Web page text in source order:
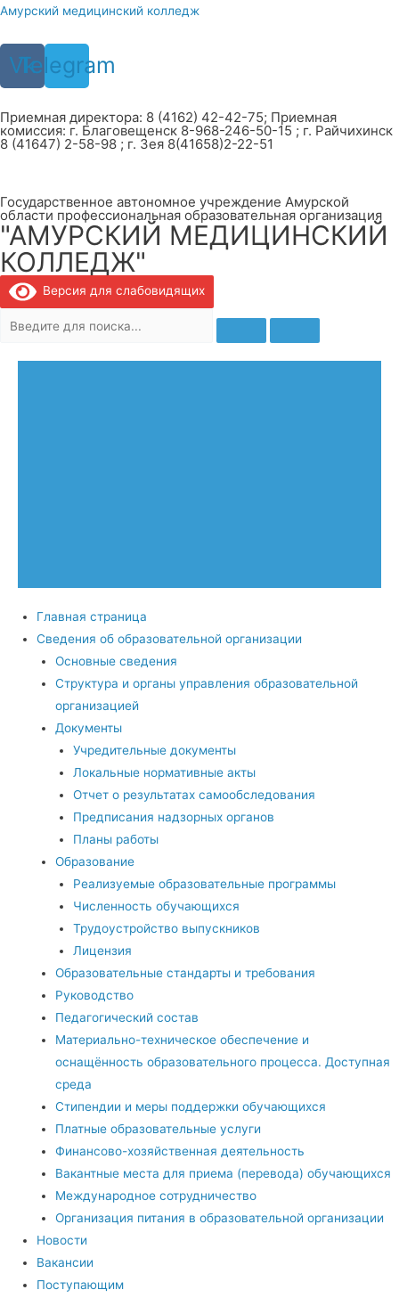
Перейти
содержимому
Амурский медицинский колледж
Vk
Telegram
Приемная директора: 8 (4162) 42-42-75; Приемная
комиссия: г. Благовещенск 8-968-246-50-15 ; г. Райчихинск
8 (41647) 2-58-98 ; г. Зея 8(41658)2-22-51
Государственное автономное учреждение Амурской
области профессиональная образовательная организация
"АМУРСКИЙ МЕДИЦИНСКИЙ
КОЛЛЕДЖ"
Версия для слабовидящих
Главная страница
Сведения об образовательной организации
Основные сведения
Структура и органы управления образовательной
организацией
Документы
Учредительные документы
Локальные нормативные акты
Отчет о результатах самообследования
Предписания надзорных органов
Планы работы
Образование
Реализуемые образовательные программы
Численность обучающихся
Трудоустройство выпускников
Лицензия
Образовательные стандарты и требования
Руководство
Педагогический состав
Материально-техническое обеспечение и
оснащённость образовательного процесса. Доступная
среда
Стипендии и меры поддержки обучающихся
Платные образовательные услуги
Финансово-хозяйственная деятельность
Вакантные места для приема (перевода) обучающихся
Международное сотрудничество
Организация питания в образовательной организации
Новости
Вакансии
Поступающим